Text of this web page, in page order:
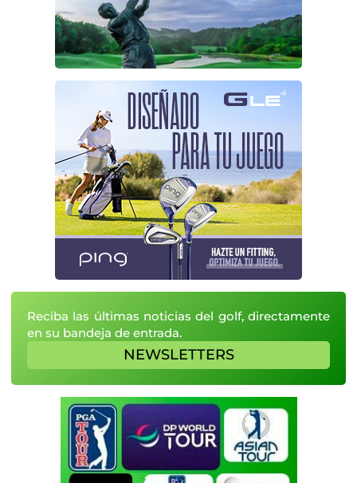
Reciba las últimas noticias del golf, directamente
en su bandeja de entrada.
NEWSLETTERS